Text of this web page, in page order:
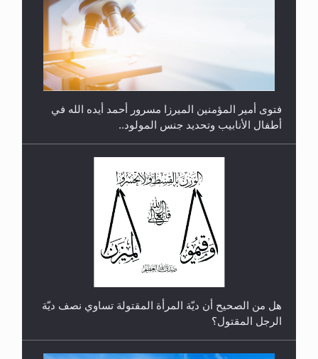
رأيٌ في لغة المسيح الموعود عليه السلام.. 4...
فتوى أمير المؤمنين الميرزا مسرور أحمد أيده الله في
أطفال الأنابيب وتحديد جنس المولود..
هل من الصحيح أن ديّة المرأة المقتولة تساوي نصف ديّة
الرجل المقتول؟